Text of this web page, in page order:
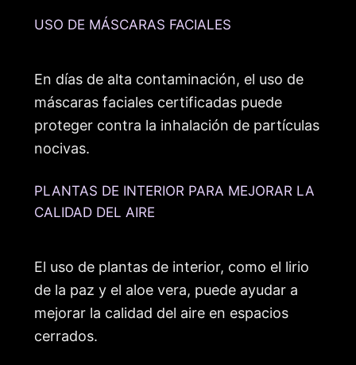
USO DE MÁSCARAS FACIALES
En días de alta contaminación, el uso de
máscaras faciales certificadas puede
proteger contra la inhalación de partículas
nocivas.
PLANTAS DE INTERIOR PARA MEJORAR LA
CALIDAD DEL AIRE
El uso de plantas de interior, como el lirio
de la paz y el aloe vera, puede ayudar a
mejorar la calidad del aire en espacios
cerrados.